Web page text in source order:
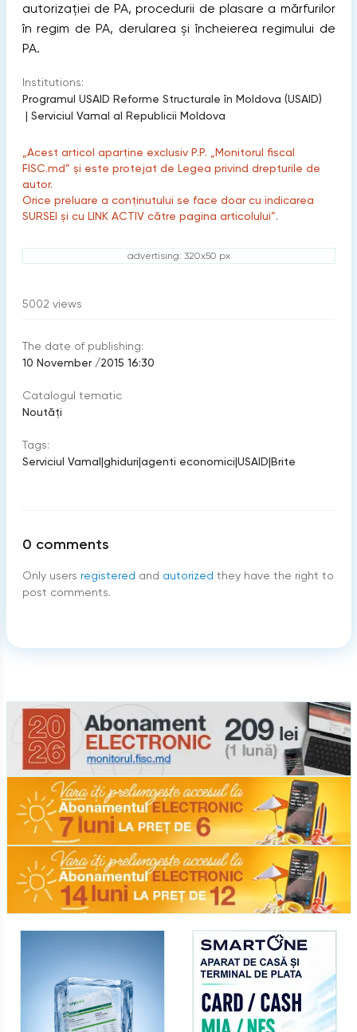
autorizației de PA, procedurii de plasare a mărfurilor
în regim de PA, derularea și încheierea regimului de
PA.
Institutions:
Programul USAID Reforme Structurale în Moldova (USAID)
| Serviciul Vamal al Republicii Moldova
„Acest articol aparține exclusiv P.P. „Monitorul fiscal
FISC.md” și este protejat de Legea privind drepturile de
autor.
Orice preluare a conținutului se face doar cu indicarea
SURSEI și cu LINK ACTIV către pagina articolului”.
advertising: 320x50 px
5002 views
The date of publishing:
10 November /2015 16:30
Catalogul tematic
Noutăți
Tags:
Serviciul Vamal|ghiduri|agenti economici|USAID|Brite
0 comments
Only users registered and autorized they have the right to
post comments.